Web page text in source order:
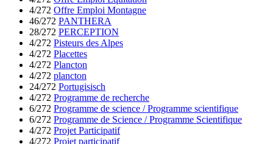
4/272 Offre Emploi Montagne
46/272 PANTHERA
28/272 PERCEPTION
4/272 Pisteurs des Alpes
4/272 Placettes
4/272 Plancton
4/272 plancton
24/272 Portugisisch
4/272 Programme de recherche
6/272 Programme de science / Programme scientifique
6/272 Programme de Science / Programme Scientifique
4/272 Projet Participatif
4/272 Projet participatif